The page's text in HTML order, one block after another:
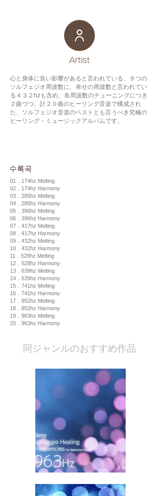
​Artist
心と身体に良い影響があると言われている、９つの
ソルフェジオ周波数に、幸せの周波数と言われてい
る４３２hzも含め、各周波数のチューニングにつき
２曲づつ、計２０曲のヒーリング音楽で構成され
た、ソルフェジオ音楽のベストとも言うべき究極の
ヒーリング・ミュージックアルバムです。
수록곡
01．174hz Melting
02．174hz Harmony
03．285hz Melting
04．285hz Harmony
05．396hz Melting
06．396hz Harmony
07．417hz Melting
08．417hz Harmony
09．432hz Melting
10．432hz Harmony
11．528hz Melting
12．528hz Harmony
13．639hz Melting
14．639hz Harmony
15．741hz Melting
16．741hz Harmony
17．852hz Melting
18．852hz Harmony
19．963hz Melting
20．963hz Harmony
​同ジャンルのおすすめ作品